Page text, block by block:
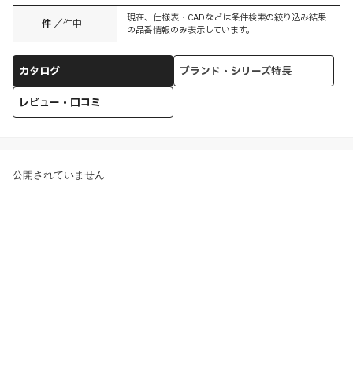
件 ／件中
現在、仕様表・CADなどは条件検索の絞り込み結果
の品番情報のみ表示しています。
カタログ
ブランド・シリーズ特長
レビュー・口コミ